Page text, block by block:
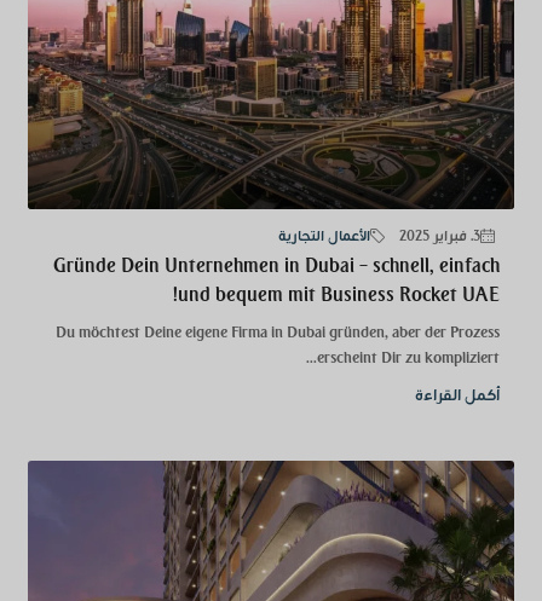
3. فبراير 2025 الأعمال التجارية
Gründe Dein Unternehmen in Dubai – schnell, einfach
und bequem mit Business Rocket UAE!
Du möchtest Deine eigene Firma in Dubai gründen, aber der Prozess
erscheint Dir zu kompliziert...
أكمل القراءة